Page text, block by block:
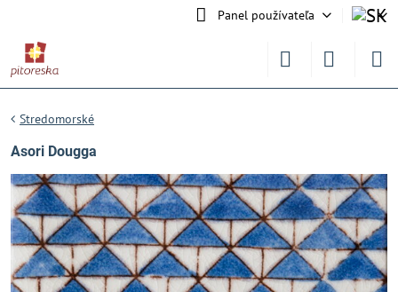
Panel používateľa
Stredomorské
Asori Dougga